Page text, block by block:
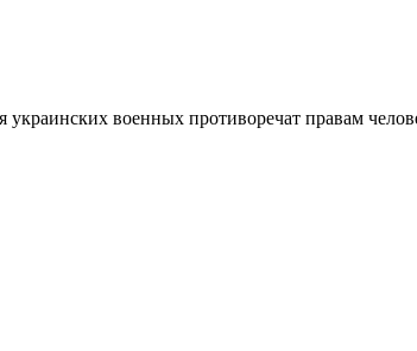
военных противоречат правам